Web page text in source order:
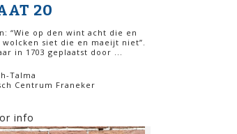
20
“Wie op den wint acht die en
siet die en maeijt niet”.
in 1703 geplaatst door ...
Talma
Centrum Franeker
info